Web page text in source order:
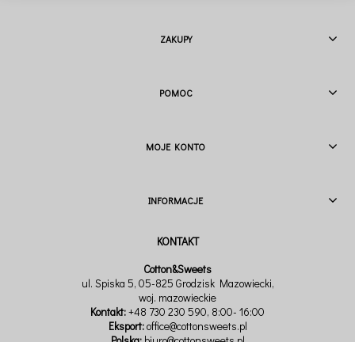
ZAKUPY
POMOC
MOJE KONTO
INFORMACJE
Cotton&Sweets
ul. Spiska 5, 05-825 Grodzisk Mazowiecki,
woj. mazowieckie
Kontakt:+48 730 230 590, 8:00- 16:00
Eksport:office@cottonsweets.pl